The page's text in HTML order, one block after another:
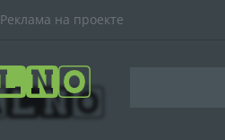
Реклама на проекте